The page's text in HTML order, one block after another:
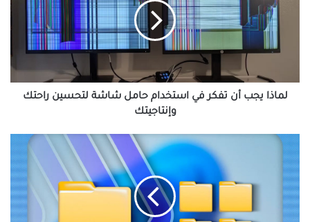
استخدام
لتحسين
راحتكلماذا يجب أن تفكر في استخدام حامل شاشة لتحسين راحتك
وإنتاجيتك
طريقة
تقسيم
الملفات
الكبيرة
بسهولة
على